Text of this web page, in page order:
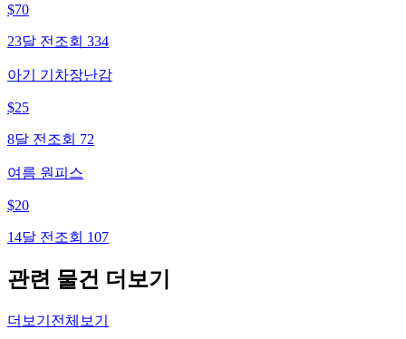
$70
23달 전 조회 334
아기 기차장난감
$25
8달 전 조회 72
여름 원피스
$20
14달 전 조회 107
관련 물건 더보기
더보기 전체보기